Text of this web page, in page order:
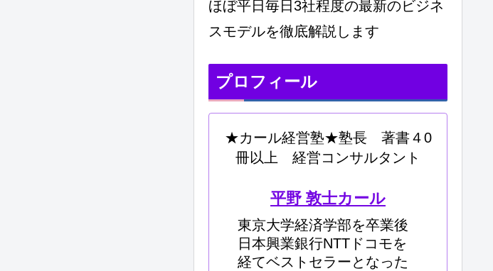
ほぼ平日毎日3社程度の最新のビジネ
スモデルを徹底解説します
プロフィール
★カール経営塾★塾長 著書４0
冊以上 経営コンサルタント
平野 敦士カール
東京大学経済学部を卒業後
日本興業銀行NTTドコモを
経てベストセラーとなった